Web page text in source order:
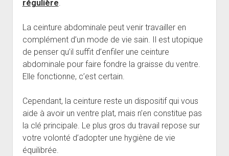
régulière.
La ceinture abdominale peut venir travailler en
complément d’un mode de vie sain. Il est utopique
de penser qu’il suffit d’enfiler une ceinture
abdominale pour faire fondre la graisse du ventre.
Elle fonctionne, c’est certain.
Cependant, la ceinture reste un dispositif qui vous
aide à avoir un ventre plat, mais n’en constitue pas
la clé principale. Le plus gros du travail repose sur
votre volonté d’adopter une hygiène de vie
équilibrée.